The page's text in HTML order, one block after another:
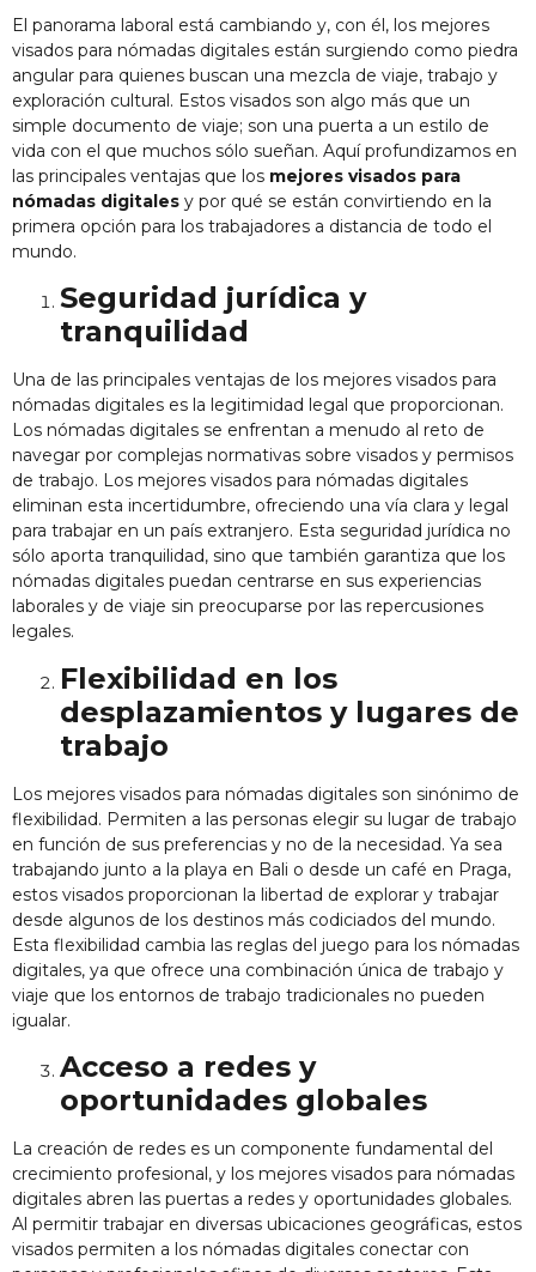
El panorama laboral está cambiando y, con él, los mejores
visados para nómadas digitales están surgiendo como piedra
angular para quienes buscan una mezcla de viaje, trabajo y
exploración cultural. Estos visados son algo más que un
simple documento de viaje; son una puerta a un estilo de
vida con el que muchos sólo sueñan. Aquí profundizamos en
las principales ventajas que los mejores visados para
nómadas digitales y por qué se están convirtiendo en la
primera opción para los trabajadores a distancia de todo el
mundo.
Seguridad jurídica y
tranquilidad
Una de las principales ventajas de los mejores visados para
nómadas digitales es la legitimidad legal que proporcionan.
Los nómadas digitales se enfrentan a menudo al reto de
navegar por complejas normativas sobre visados y permisos
de trabajo. Los mejores visados para nómadas digitales
eliminan esta incertidumbre, ofreciendo una vía clara y legal
para trabajar en un país extranjero. Esta seguridad jurídica no
sólo aporta tranquilidad, sino que también garantiza que los
nómadas digitales puedan centrarse en sus experiencias
laborales y de viaje sin preocuparse por las repercusiones
legales.
Flexibilidad en los
desplazamientos y lugares de
trabajo
Los mejores visados para nómadas digitales son sinónimo de
flexibilidad. Permiten a las personas elegir su lugar de trabajo
en función de sus preferencias y no de la necesidad. Ya sea
trabajando junto a la playa en Bali o desde un café en Praga,
estos visados proporcionan la libertad de explorar y trabajar
desde algunos de los destinos más codiciados del mundo.
Esta flexibilidad cambia las reglas del juego para los nómadas
digitales, ya que ofrece una combinación única de trabajo y
viaje que los entornos de trabajo tradicionales no pueden
igualar.
Acceso a redes y
oportunidades globales
La creación de redes es un componente fundamental del
crecimiento profesional, y los mejores visados para nómadas
digitales abren las puertas a redes y oportunidades globales.
Al permitir trabajar en diversas ubicaciones geográficas, estos
visados permiten a los nómadas digitales conectar con